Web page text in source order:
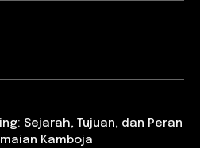
Sejarah, Tujuan, dan Peran
Kamboja